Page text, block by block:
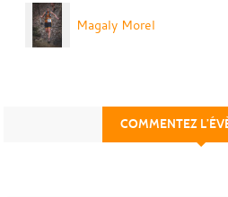
Magaly Morel
COMMENTEZ